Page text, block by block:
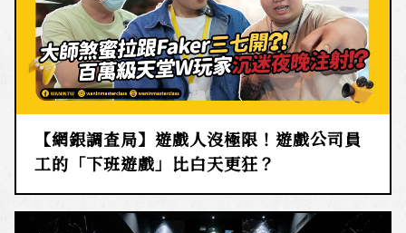
【網銀調查局】遊戲人沒極限！遊戲公司員
工的「下班遊戲」比白天更狂？